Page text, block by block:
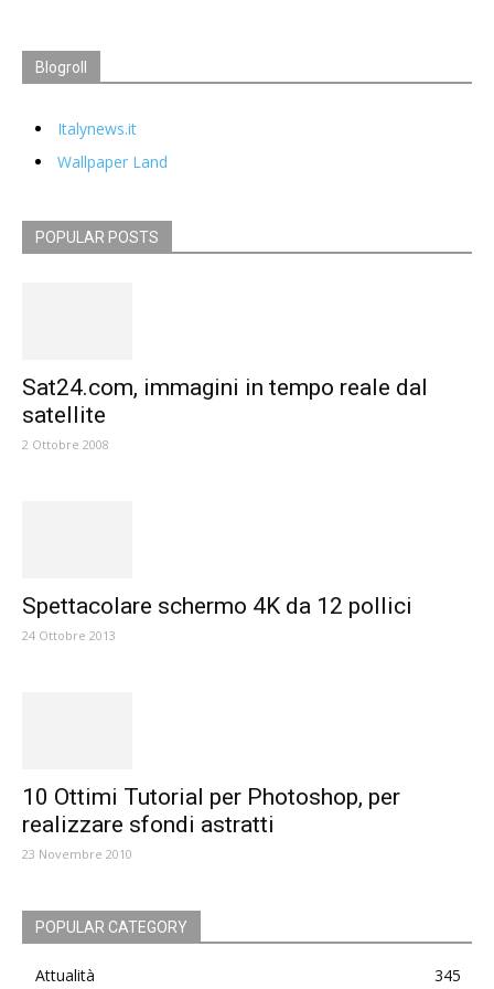
Blogroll
Italynews.it
Wallpaper Land
POPULAR POSTS
Sat24.com, immagini in tempo reale dal
satellite
2 Ottobre 2008
Spettacolare schermo 4K da 12 pollici
24 Ottobre 2013
10 Ottimi Tutorial per Photoshop, per
realizzare sfondi astratti
23 Novembre 2010
POPULAR CATEGORY
Attualità 345